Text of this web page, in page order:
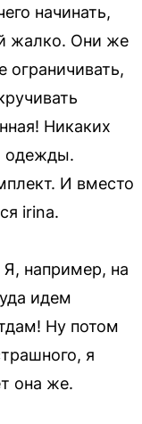
начинать,
жалко. Они же
ограничивать,
Никаких
одежды.
И вместо
irina.
например, на
идем
Ну потом
я
она же.